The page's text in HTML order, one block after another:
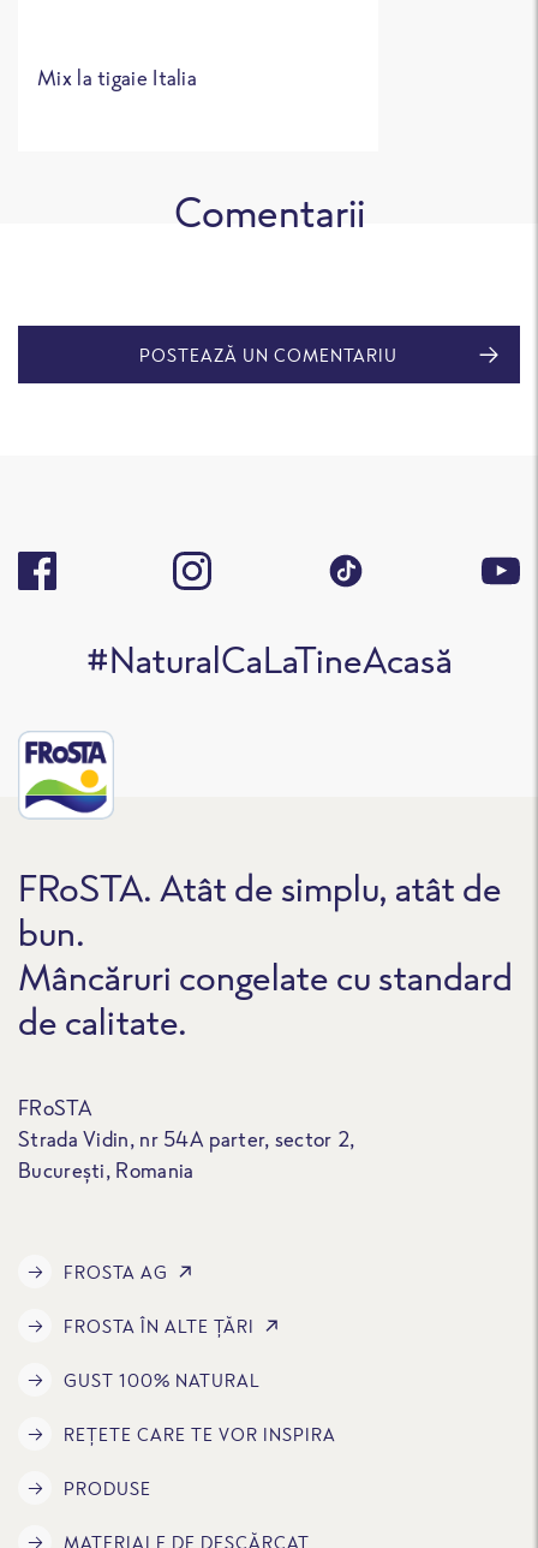
Mix la tigaie Italia
Comentarii
POSTEAZĂ UN COMENTARIU
#NaturalCaLaTineAcasă
FRoSTA. Atât de simplu, atât de
bun.
Mâncăruri congelate cu standard
de calitate.
FRoSTA
Strada Vidin, nr 54A parter, sector 2,
București, Romania
FROSTA AG
FROSTA ÎN ALTE ȚĂRI
GUST 100% NATURAL
REȚETE CARE TE VOR INSPIRA
PRODUSE
MATERIALE DE DESCĂRCAT